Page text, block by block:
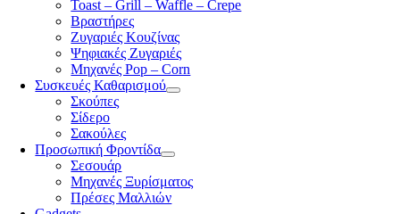
Toast – Grill – Waffle – Crepe
Βραστήρες
Ζυγαριές Κουζίνας
Ψηφιακές Ζυγαριές
Μηχανές Pop – Corn
Συσκευές Καθαρισμού
Σκούπες
Σίδερο
Σακούλες
Προσωπική Φροντίδα
Σεσουάρ
Μηχανές Ξυρίσματος
Πρέσες Μαλλιών